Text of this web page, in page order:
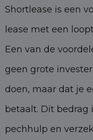
Shortlease is een
lease met een
Een van de
geen grote
doen, maar dat je
betaalt. Dit bedrag
pechhulp en